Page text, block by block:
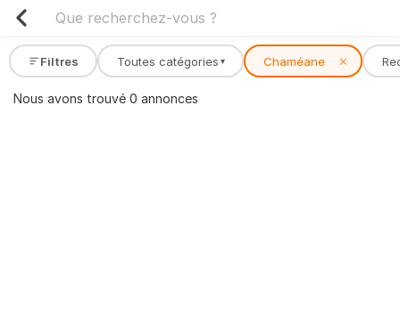
Filtres Toutes catégories ▾ Chaméane ✕
Nous avons trouvé 0 annonces